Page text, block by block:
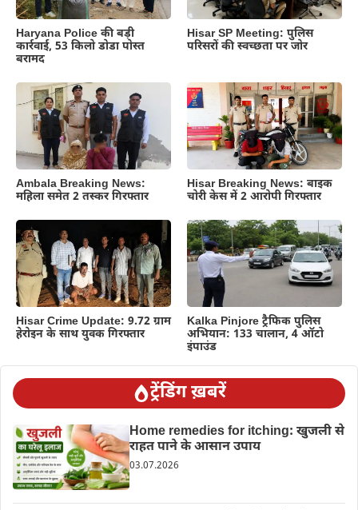
Haryana Police की बड़ी
कार्रवाई, 53 किलो डोडा पोस्त
बरामद
Hisar SP Meeting: पुलिस
परिसरों की स्वच्छता पर जोर
Ambala Breaking News:
महिला समेत 2 तस्कर गिरफ्तार
Hisar Breaking News: बाइक
चोरी केस में 2 आरोपी गिरफ्तार
Hisar Crime Update: 9.72 ग्राम
हेरोइन के साथ युवक गिरफ्तार
Kalka Pinjore ट्रैफिक पुलिस
अभियान: 133 चालान, 4 ऑटो
इंपाउंड
ट्रेंडिंग ख़बरें
Home remedies for itching: खुजली से
राहत पाने के आसान उपाय
03.07.2026